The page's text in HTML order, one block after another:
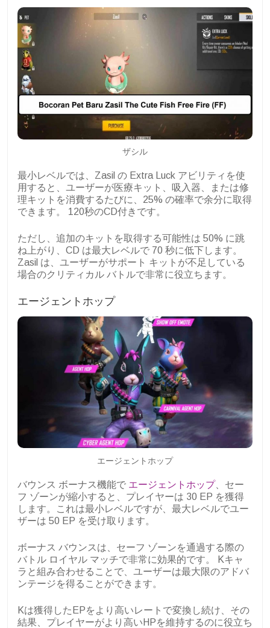
ザシル
最小レベルでは、Zasil の Extra Luck アビリティを使
用すると、ユーザーが医療キット、吸入器、または修
理キットを消費するたびに、25% の確率で余分に取得
できます。 120秒のCD付きです。
ただし、追加のキットを取得する可能性は 50% に跳
ね上がり、CD は最大レベルで 70 秒に低下します。
Zasil は、ユーザーがサポート キットが不足している
場合のクリティカル バトルで非常に役立ちます。
エージェントホップ
エージェントホップ
バウンス ボーナス機能で エージェントホップ、セー
フ ゾーンが縮小すると、プレイヤーは 30 EP を獲得
します。これは最小レベルですが、最大レベルでユー
ザーは 50 EP を受け取ります。
ボーナス バウンスは、セーフ ゾーンを通過する際の
バトル ロイヤル マッチで非常に効果的です。 Kキャ
ラと組み合わせることで、ユーザーは最大限のアドバ
ンテージを得ることができます。
Kは獲得したEPをより高いレートで変換し続け、その
結果、プレイヤーがより高いHPを維持するのに役立ち